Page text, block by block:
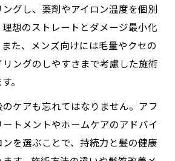
グし、薬剤やアイロン温度を個別
想のストレートとダメージ最小化
た、メンズ向けには毛量やクセの
ングのしやすさまで考慮した施術
。
ケアも忘れてはなりません。アフ
トメントやホームケアのアドバイ
を選ぶことで、持続力と髪の健康